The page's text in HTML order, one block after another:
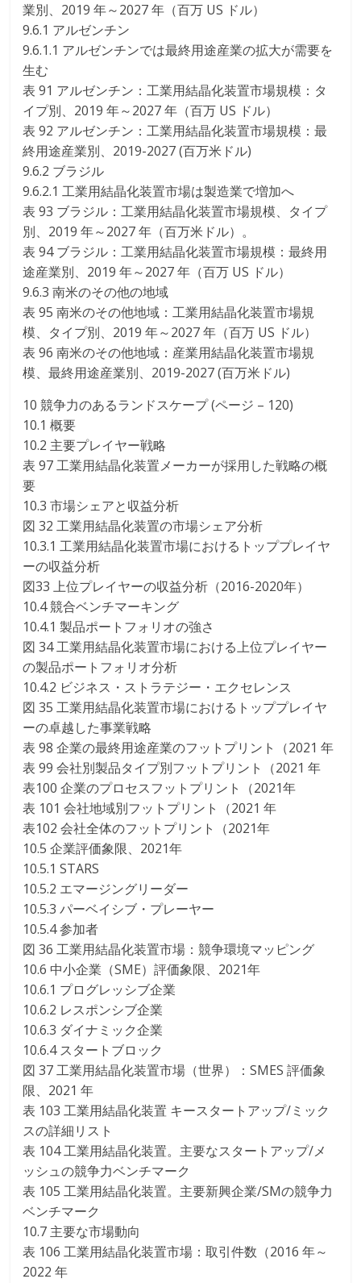
業別、2019 年～2027 年（百万 US ドル）
9.6.1 アルゼンチン
9.6.1.1 アルゼンチンでは最終用途産業の拡大が需要を
生む
表 91 アルゼンチン：工業用結晶化装置市場規模：タ
イプ別、2019 年～2027 年（百万 US ドル）
表 92 アルゼンチン：工業用結晶化装置市場規模：最
終用途産業別、2019-2027 (百万米ドル)
9.6.2 ブラジル
9.6.2.1 工業用結晶化装置市場は製造業で増加へ
表 93 ブラジル：工業用結晶化装置市場規模、タイプ
別、2019 年～2027 年（百万米ドル）。
表 94 ブラジル：工業用結晶化装置市場規模：最終用
途産業別、2019 年～2027 年（百万 US ドル）
9.6.3 南米のその他の地域
表 95 南米のその他地域：工業用結晶化装置市場規
模、タイプ別、2019 年～2027 年（百万 US ドル）
表 96 南米のその他地域：産業用結晶化装置市場規
模、最終用途産業別、2019-2027 (百万米ドル)
10 競争力のあるランドスケープ (ページ – 120)
10.1 概要
10.2 主要プレイヤー戦略
表 97 工業用結晶化装置メーカーが採用した戦略の概
要
10.3 市場シェアと収益分析
図 32 工業用結晶化装置の市場シェア分析
10.3.1 工業用結晶化装置市場におけるトッププレイヤ
ーの収益分析
図33 上位プレイヤーの収益分析（2016-2020年）
10.4 競合ベンチマーキング
10.4.1 製品ポートフォリオの強さ
図 34 工業用結晶化装置市場における上位プレイヤー
の製品ポートフォリオ分析
10.4.2 ビジネス・ストラテジー・エクセレンス
図 35 工業用結晶化装置市場におけるトッププレイヤ
ーの卓越した事業戦略
表 98 企業の最終用途産業のフットプリント（2021 年
表 99 会社別製品タイプ別フットプリント（2021 年
表100 企業のプロセスフットプリント（2021年
表 101 会社地域別フットプリント（2021 年
表102 会社全体のフットプリント（2021年
10.5 企業評価象限、2021年
10.5.1 STARS
10.5.2 エマージングリーダー
10.5.3 パーベイシブ・プレーヤー
10.5.4 参加者
図 36 工業用結晶化装置市場：競争環境マッピング
10.6 中小企業（SME）評価象限、2021年
10.6.1 プログレッシブ企業
10.6.2 レスポンシブ企業
10.6.3 ダイナミック企業
10.6.4 スタートブロック
図 37 工業用結晶化装置市場（世界）：SMES 評価象
限、2021 年
表 103 工業用結晶化装置 キースタートアップ/ミック
スの詳細リスト
表 104 工業用結晶化装置。主要なスタートアップ/メ
ッシュの競争力ベンチマーク
表 105 工業用結晶化装置。主要新興企業/SMの競争力
ベンチマーク
10.7 主要な市場動向
表 106 工業用結晶化装置市場：取引件数（2016 年～
2022 年